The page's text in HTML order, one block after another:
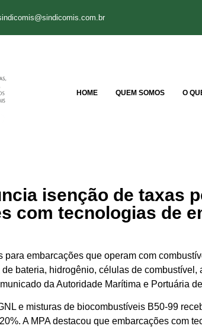
HOME QUEM SOMOS O
isenção de taxas
com tecnologias de
embarcações que operam com
bateria, hidrogênio, células de
da Autoridade Marítima e Portuária
e misturas de biocombustíveis B50-99
A MPA destacou que embarcações com